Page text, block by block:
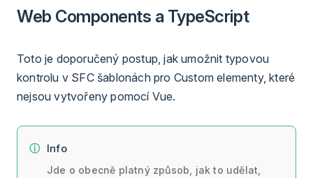
Web Components a TypeScript
Toto je doporučený postup, jak umožnit typovou
kontrolu v SFC šablonách pro Custom elementy, které
nejsou vytvořeny pomocí Vue.
Info
Jde o obecně platný způsob, jak to udělat,